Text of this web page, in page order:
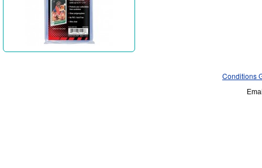
Conditions